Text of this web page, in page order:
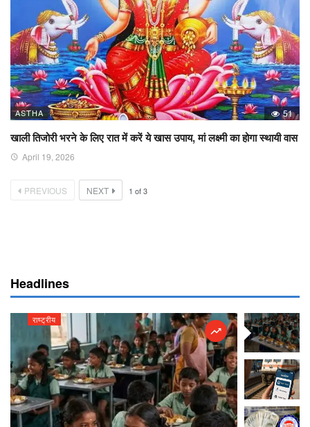
ASTHA 51
खाली तिजोरी भरने के लिए रात में करें ये खास उपाय, मां लक्ष्मी का होगा स्थायी वास
April 19, 2026
PREVIOUS NEXT 1 of3
Headlines
राष्ट्रीय राष्ट्रीय